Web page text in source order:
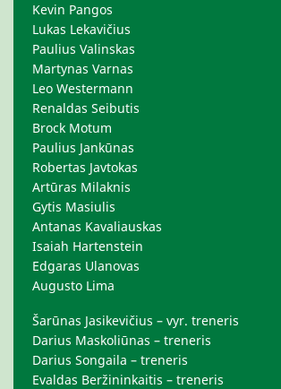
Kevin Pangos
Lukas Lekavičius
Paulius Valinskas
Martynas Varnas
Leo Westermann
Renaldas Seibutis
Brock Motum
Paulius Jankūnas
Robertas Javtokas
Artūras Milaknis
Gytis Masiulis
Antanas Kavaliauskas
Isaiah Hartenstein
Edgaras Ulanovas
Augusto Lima
Šarūnas Jasikevičius – vyr. treneris
Darius Maskoliūnas – treneris
Darius Songaila – treneris
Evaldas Beržininkaitis – treneris